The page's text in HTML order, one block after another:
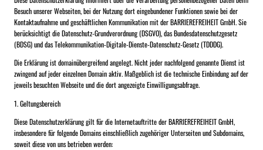
Besuch unserer Webseiten, bei der Nutzung dort eingebundener Funktionen sowie bei der
Kontaktaufnahme und geschäftlichen Kommunikation mit der BARRIEREFREIHEIT GmbH. Sie
berücksichtigt die Datenschutz-Grundverordnung (DSGVO), das Bundesdatenschutzgesetz
(BDSG) und das Telekommunikation-Digitale-Dienste-Datenschutz-Gesetz (TDDDG).
Die Erklärung ist domainübergreifend angelegt. Nicht jeder nachfolgend genannte Dienst ist
zwingend auf jeder einzelnen Domain aktiv. Maßgeblich ist die technische Einbindung auf der
jeweils besuchten Webseite und die dort angezeigte Einwilligungsabfrage.
1. Geltungsbereich
Diese Datenschutzerklärung gilt für die Internetauftritte der BARRIEREFREIHEIT GmbH,
insbesondere für folgende Domains einschließlich zugehöriger Unterseiten und Subdomains,
soweit diese von uns betrieben werden: